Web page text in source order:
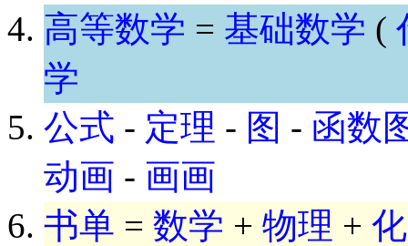
高等数学 = 基础数学 (
学
公式 - 定理 - 图 - 函数
动画 - 画画
书单 = 数学 + 物理 +